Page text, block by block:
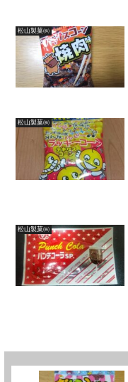
松山製菓㈱
松山製菓㈱
松山製菓㈱